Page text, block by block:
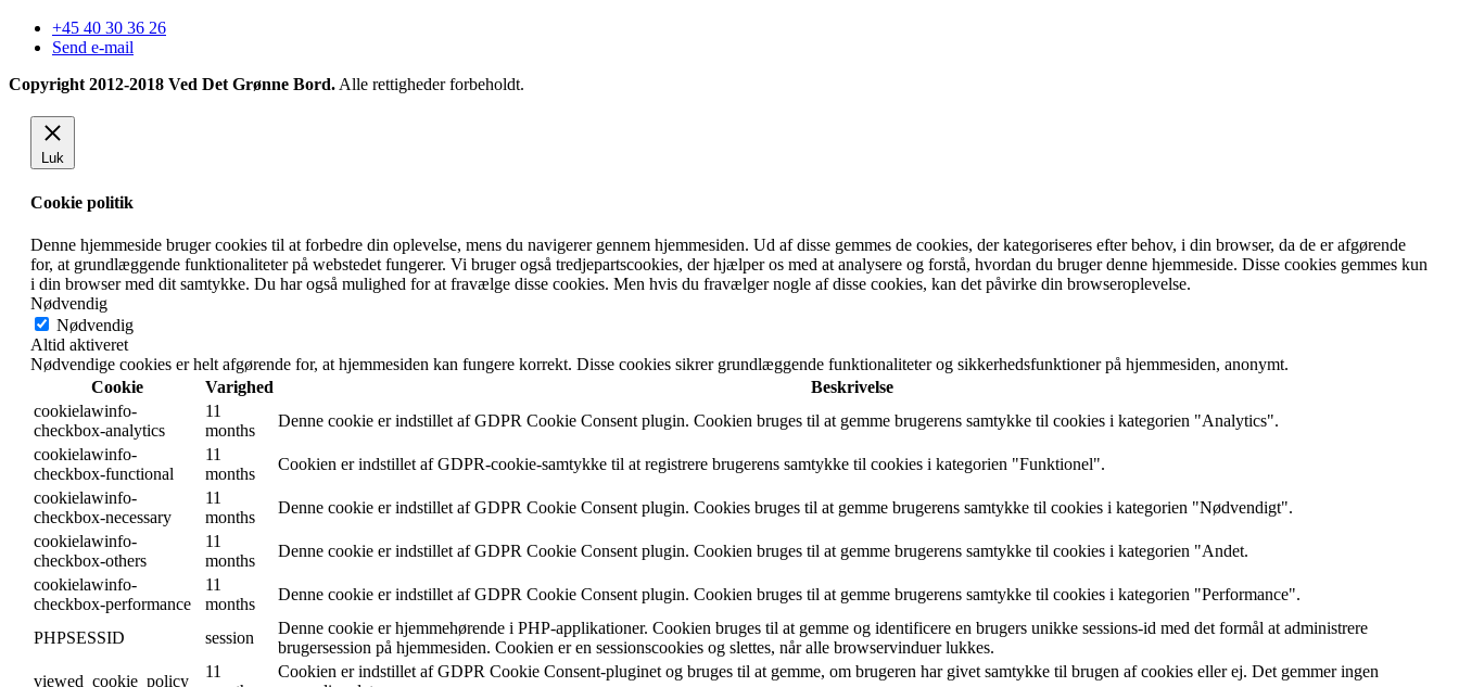
+45 40 30 36 26
Send e-mail
Copyright 2012-2018 Ved Det Grønne Bord. Alle rettigheder forbeholdt.
Luk
Cookie politik
Denne hjemmeside bruger cookies til at forbedre din oplevelse, mens du navigerer gennem hjemmesiden. Ud af disse gemmes de cookies, der kategoriseres efter behov, i din browser, da de er afgørende
for, at grundlæggende funktionaliteter på webstedet fungerer. Vi bruger også tredjepartscookies, der hjælper os med at analysere og forstå, hvordan du bruger denne hjemmeside. Disse cookies gemmes kun
i din browser med dit samtykke. Du har også mulighed for at fravælge disse cookies. Men hvis du fravælger nogle af disse cookies, kan det påvirke din browseroplevelse.
Nødvendig
Nødvendig
Altid aktiveret
Nødvendige cookies er helt afgørende for, at hjemmesiden kan fungere korrekt. Disse cookies sikrer grundlæggende funktionaliteter og sikkerhedsfunktioner på hjemmesiden, anonymt.
Cookie
Varighed
Beskrivelse
cookielawinfo-
checkbox-analytics
11
months
Denne cookie er indstillet af GDPR Cookie Consent plugin. Cookien bruges til at gemme brugerens samtykke til cookies i kategorien "Analytics".
cookielawinfo-
checkbox-functional
11
months
Cookien er indstillet af GDPR-cookie-samtykke til at registrere brugerens samtykke til cookies i kategorien "Funktionel".
cookielawinfo-
checkbox-necessary
11
months
Denne cookie er indstillet af GDPR Cookie Consent plugin. Cookies bruges til at gemme brugerens samtykke til cookies i kategorien "Nødvendigt".
cookielawinfo-
checkbox-others
11
months
Denne cookie er indstillet af GDPR Cookie Consent plugin. Cookien bruges til at gemme brugerens samtykke til cookies i kategorien "Andet.
cookielawinfo-
checkbox-performance
11
months
Denne cookie er indstillet af GDPR Cookie Consent plugin. Cookien bruges til at gemme brugerens samtykke til cookies i kategorien "Performance".
PHPSESSID session
Denne cookie er hjemmehørende i PHP-applikationer. Cookien bruges til at gemme og identificere en brugers unikke sessions-id med det formål at administrere
brugersession på hjemmesiden. Cookien er en sessionscookies og slettes, når alle browservinduer lukkes.
viewed_cookie_policy
11
Cookien er indstillet af GDPR Cookie Consent-pluginet og bruges til at gemme, om brugeren har givet samtykke til brugen af cookies eller ej. Det gemmer ingen